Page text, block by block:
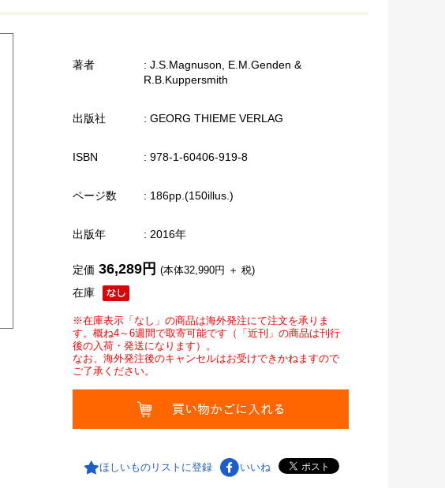
著者
: J.S.Magnuson, E.M.Genden &
R.B.Kuppersmith
出版社 : GEORG THIEME VERLAG
ISBN : 978-1-60406-919-8
ページ数 : 186pp.(150illus.)
出版年 : 2016年
在庫
定価 36,289円 (本体32,990円 ＋ 税)
※在庫表示「なし」の商品は海外発注にて注文を承りま
す。概ね4～6週間で取寄可能です（「近刊」の商品は刊行
後の入荷・発送になります）。
なお、海外発注後のキャンセルはお受けできかねますので
ご了承ください。
ほしいものリストに登録 いいね